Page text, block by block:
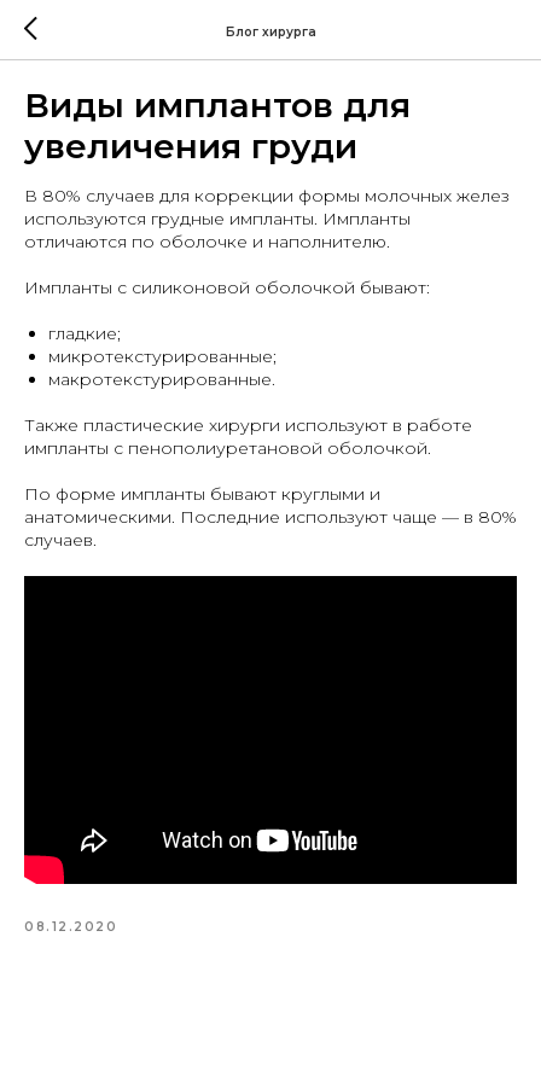
Блог хирурга
Виды имплантов для
увеличения груди
В 80% случаев для коррекции формы молочных желез
используются грудные импланты. Импланты
отличаются по оболочке и наполнителю.
Импланты с силиконовой оболочкой бывают:
гладкие;
микротекстурированные;
макротекстурированные.
Также пластические хирурги используют в работе
импланты с пенополиуретановой оболочкой.
По форме импланты бывают круглыми и
анатомическими. Последние используют чаще — в 80%
случаев.
08.12.2020